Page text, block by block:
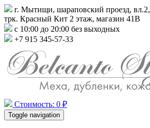
г. Мытищи, шараповский проезд, вл.2,
трк. Красный Кит 2 этаж, магазин 41В
с 10:00 до 20:00 без выходных
+7 915 345-57-33
Стоимость: 0 ₽
Toggle navigation